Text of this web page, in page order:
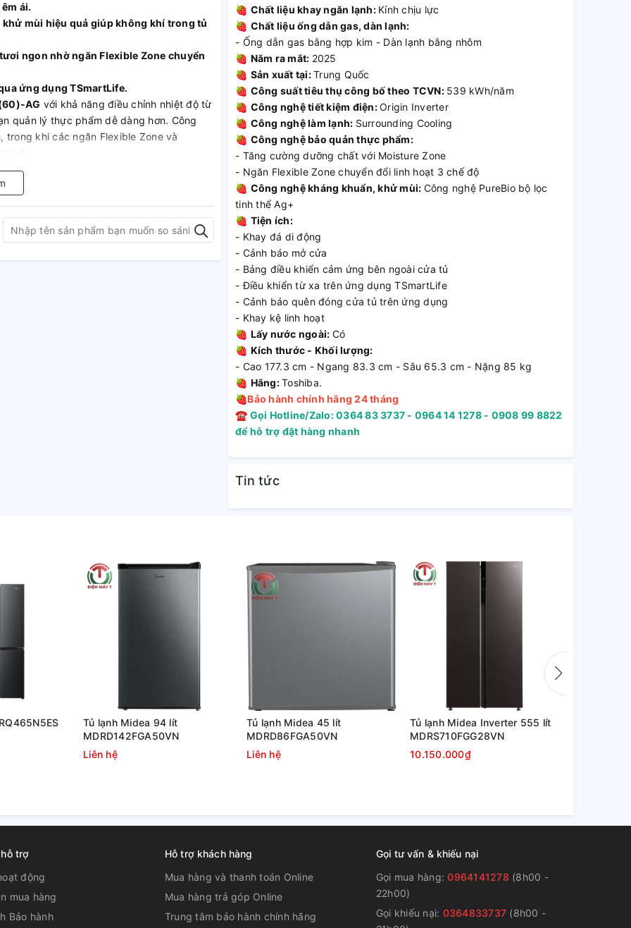
ái.
mùi hiệu quả giúp không khí trong tủ
ngon nhờ ngăn Flexible Zone chuyển
ứng dụng TSmartLife.
AG với khả năng điều chỉnh nhiệt độ từ
quản lý thực phẩm dễ dàng hơn. Công
trong khi các ngăn Flexible Zone và
vị.
tinh thể Bạc Ag+:
dùng tủ.
trữ.
🍓 Chất liệu khay ngăn lạnh: Kính chịu lực
🍓 Chất liệu ống dẫn gas, dàn lạnh:
- Ống dẫn gas bằng hợp kim - Dàn lạnh bằng nhôm
🍓 Năm ra mắt: 2025
🍓 Sản xuất tại:Trung Quốc
🍓 Công suất tiêu thụ công bố theo TCVN: 539 kWh/năm
🍓 Công nghệ tiết kiệm điện:Origin Inverter
🍓 Công nghệ làm lạnh: Surrounding Cooling
🍓 Công nghệ bảo quản thực phẩm:
- Tăng cường dưỡng chất với Moisture Zone
- Ngăn Flexible Zone chuyển đổi linh hoạt 3 chế độ
🍓 Công nghệ kháng khuẩn, khử mùi: Công nghệ PureBio bộ lọc
tinh thể Ag+
🍓 Tiện ích:
- Khay đá di động
- Cảnh báo mở cửa
- Bảng điều khiển cảm ứng bên ngoài cửa tủ
- Điều khiển từ xa trên ứng dụng TSmartLife
- Cảnh báo quên đóng cửa tủ trên ứng dụng
- Khay kệ linh hoạt
🍓 Lấy nước ngoài: Có
🍓 Kích thước - Khối lượng:
- Cao 177.3 cm - Ngang 83.3 cm - Sâu 65.3 cm - Nặng 85 kg
🍓 Hãng:Toshiba.
🍓Bảo hành chính hãng 24 tháng
☎ Gọi Hotline/Zalo: 0364 83 3737 - 0964 14 1278 - 0908 99 8822
để hỗ trợ đặt hàng nhanh
Tin tức
Tủ lạnh Midea 94 lít
MDRD142FGA50VN
Liên hệ
Tủ lạnh Midea 45 lít
MDRD86FGA50VN
Liên hệ
Tủ lạnh Midea Inverter 555 lít
MDRS710FGG28VN
10.150.000₫
trợ
động
mua hàng
Bảo hành
Hỗ trợ khách hàng
Mua hàng và thanh toán Online
Mua hàng trả góp Online
Trung tâm bảo hành chính hãng
Gọi tư vấn & khiếu nại
Gọi mua hàng:0964141278 (8h00 -
22h00)
Gọi khiếu nại: 0364833737 (8h00 -